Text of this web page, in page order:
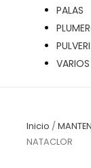
PALAS
VARIOS
Inicio /
NATACLOR